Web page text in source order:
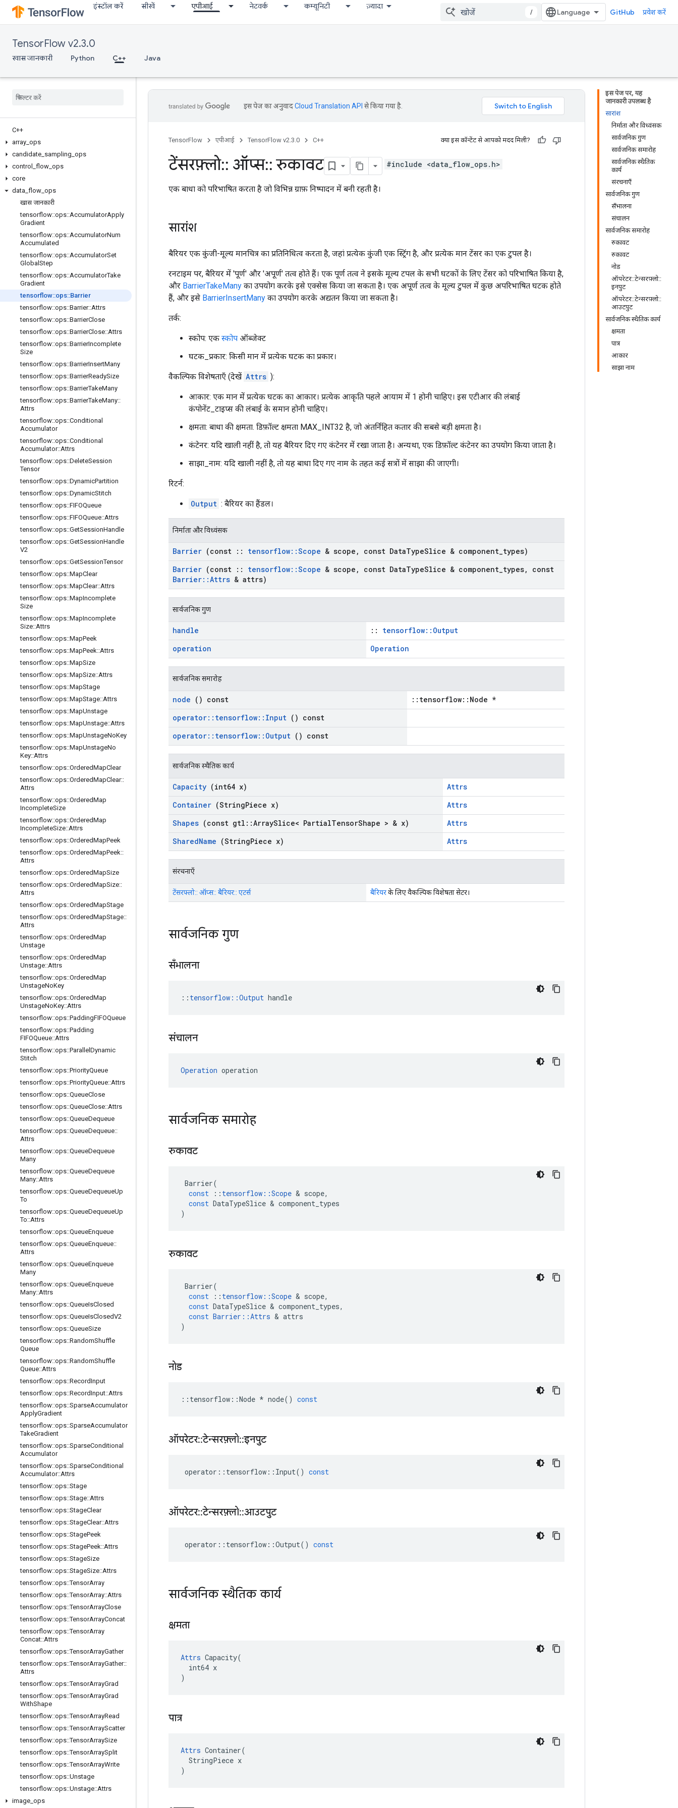
इंस्टॉल करें सीखें एपीआई नेटवर्क कम्यूनिटी ज़्यादा
/ GitHub प्रवेश करें
TensorFlow v2.3.0
खास जानकारी Python C++ Java
C++
array ops
candidate sampling ops
control
flow ops
core
data flow ops
खास जानकारी
tensorflow::ops::AccumulatorApply
Gradient
tensorflow::ops::AccumulatorNum
Accumulated
tensorflow::ops::AccumulatorSet
Global Step
tensorflow::ops::AccumulatorTake
Gradient
tensorflow::ops::Barrier
tensorflow::ops::Barrier::Attrs
tensorflow::ops::BarrierClose
tensorflow::ops::BarrierClose::Attrs
tensorflow::ops::BarrierIncomplete
Size
tensorflow::ops::BarrierInsertMany
tensorflow::ops::BarrierReadySize
tensorflow::ops::BarrierTakeMany
tensorflow::ops::BarrierTakeMany::
Attrs
tensorflow::ops::Conditional
Accumulator
tensorflow::ops::Conditional
Accumulator::Attrs
tensorflow::ops::DeleteSession
Tensor
tensorflow::ops::DynamicPartition
tensorflow::ops::DynamicStitch
tensorflow::ops::FIFOQueue
tensorflow::ops::FIFOQueue::Attrs
tensorflow::ops::GetSessionHandle
tensorflow::ops::GetSessionHandle
V2
tensorflow::ops::GetSessionTensor
tensorflow::ops::MapClear
tensorflow::ops::MapClear::Attrs
tensorflow::ops::MapIncomplete
Size
tensorflow::ops::MapIncomplete
Size::Attrs
tensorflow::ops::MapPeek
tensorflow::ops::MapPeek::Attrs
tensorflow::ops::MapSize
tensorflow::ops::MapSize::Attrs
tensorflow::ops::MapStage
tensorflow::ops::MapStage::Attrs
tensorflow::ops::MapUnstage
tensorflow::ops::MapUnstage::Attrs
tensorflow::ops::MapUnstageNoKey
tensorflow::ops::MapUnstageNo
Key::Attrs
tensorflow::ops::OrderedMapClear
tensorflow::ops::OrderedMapClear::
Attrs
tensorflow::ops::OrderedMap
IncompleteSize
tensorflow::ops::OrderedMap
IncompleteSize::Attrs
tensorflow::ops::OrderedMapPeek
tensorflow::ops::OrderedMapPeek::
Attrs
tensorflow::ops::OrderedMapSize
tensorflow::ops::OrderedMapSize::
Attrs
tensorflow::ops::OrderedMapStage
tensorflow::ops::OrderedMapStage::
Attrs
tensorflow::ops::OrderedMap
Unstage
tensorflow::ops::OrderedMap
Unstage::Attrs
tensorflow::ops::OrderedMap
UnstageNoKey
tensorflow::ops::OrderedMap
UnstageNoKey::Attrs
tensorflow::ops::PaddingFIFOQueue
tensorflow::ops::Padding
FIFOQueue::Attrs
tensorflow::ops::Parallel Dynamic
Stitch
tensorflow::ops::PriorityQueue
tensorflow::ops::PriorityQueue::Attrs
tensorflow::ops::QueueClose
tensorflow::ops::QueueClose::Attrs
tensorflow::ops::QueueDequeue
tensorflow::ops::QueueDequeue::
Attrs
tensorflow::ops::QueueDequeue
Many
tensorflow::ops::QueueDequeue
Many::Attrs
tensorflow::ops::QueueDequeueUp
To
tensorflow::ops::QueueDequeueUp
To::Attrs
tensorflow::ops::QueueEnqueue
tensorflow::ops::QueueEnqueue::
Attrs
tensorflow::ops::QueueEnqueue
Many
tensorflow::ops::QueueEnqueue
Many::Attrs
tensorflow::ops::QueueIsClosed
tensorflow::ops::QueueIsClosedV2
tensorflow::ops::QueueSize
tensorflow::ops::RandomShuffle
Queue
tensorflow::ops::RandomShuffle
Queue::Attrs
tensorflow::ops::RecordInput
tensorflow::ops::RecordInput::Attrs
tensorflow::ops::SparseAccumulator
ApplyGradient
tensorflow::ops::SparseAccumulator
TakeGradient
tensorflow::ops::SparseConditional
Accumulator
tensorflow::ops::SparseConditional
Accumulator::Attrs
tensorflow::ops::Stage
tensorflow::ops::Stage::Attrs
tensorflow::ops::StageClear
tensorflow::ops::StageClear::Attrs
tensorflow::ops::StagePeek
tensorflow::ops::StagePeek::Attrs
tensorflow::ops::StageSize
tensorflow::ops::StageSize::Attrs
tensorflow::ops::TensorArray
tensorflow::ops::TensorArray::Attrs
tensorflow::ops::TensorArrayClose
tensorflow::ops::TensorArrayConcat
tensorflow::ops::TensorArray
Concat::Attrs
tensorflow::ops::TensorArrayGather
tensorflow::ops::TensorArrayGather::
Attrs
tensorflow::ops::TensorArrayGrad
tensorflow::ops::TensorArrayGrad
WithShape
tensorflow::ops::TensorArrayRead
tensorflow::ops::TensorArrayScatter
tensorflow::ops::TensorArraySize
tensorflow::ops::TensorArraySplit
tensorflow::ops::TensorArrayWrite
tensorflow::ops::Unstage
tensorflow::ops::Unstage::Attrs
image ops
इस पेज पर, यह
जानकारी उपलब्ध है
सारांश
निर्माता और विध्वंसक
सार्वजनिक गुण
सार्वजनिक समारोह
सार्वजनिक स्थैतिक
कार्य
संरचनाएँ
सार्वजनिक गुण
सँभालना
संचालन
सार्वजनिक समारोह
रुकावट
रुकावट
नोड
ऑपरेटर::टेन्सरफ़्लो::
इनपुट
ऑपरेटर::टेन्सरफ़्लो::
आउटपुट
सार्वजनिक स्थैतिक कार्य
क्षमता
पात्र
आकार
साझा नाम
इस पेज का अनुवादCloud Translation API से किया गया है.
TensorFlow एपीआई TensorFlow v2.3.0 C++ क्या इस कॉन्टेंट से आपको मदद मिली?
टेंसरफ़्लो:: ऑप्स:: रुकावट #include <data_flow_ops.h>
एक बाधा को परिभाषित करता है जो विभिन्न ग्राफ़ निष्पादन में बनी रहती है।
सारांश
बैरियर एक कुंजी-मूल्य मानचित्र का प्रतिनिधित्व करता है, जहां प्रत्येक कुंजी एक स्ट्रिंग है, और प्रत्येक मान टेंसर का एक टुपल है।
रनटाइम पर, बैरियर में 'पूर्ण' और 'अपूर्ण' तत्व होते हैं। एक पूर्ण तत्व ने इसके मूल्य टपल के सभी घटकों के लिए टेंसर को परिभाषित किया है,
और BarrierTakeMany का उपयोग करके इसे एक्सेस किया जा सकता है। एक अपूर्ण तत्व के मूल्य टुपल में कुछ अपरिभाषित घटक होते
हैं, और इसे BarrierInsertMany का उपयोग करके अद्यतन किया जा सकता है।
तर्क:
स्कोप: एक स्कोप ऑब्जेक्ट
घटक_प्रकार: किसी मान में प्रत्येक घटक का प्रकार।
वैकल्पिक विशेषताएँ (देखें Attrs ):
आकार: एक मान में प्रत्येक घटक का आकार। प्रत्येक आकृति पहले आयाम में 1 होनी चाहिए। इस एटीआर की लंबाई
कंपोनेंट_टाइप्स की लंबाई के समान होनी चाहिए।
क्षमता: बाधा की क्षमता. डिफ़ॉल्ट क्षमता MAX_INT32 है, जो अंतर्निहित कतार की सबसे बड़ी क्षमता है।
कंटेनर: यदि खाली नहीं है, तो यह बैरियर दिए गए कंटेनर में रखा जाता है। अन्यथा, एक डिफ़ॉल्ट कंटेनर का उपयोग किया जाता है।
साझा_नाम: यदि खाली नहीं है, तो यह बाधा दिए गए नाम के तहत कई सत्रों में साझा की जाएगी।
रिटर्न:
Output : बैरियर का हैंडल।
निर्माता और विध्वंसक
Barrier (const :: tensorflow::Scope & scope , const DataTypeSlice & component types)
Barrier (const :: tensorflow::Scope & scope , const DataTypeSlice & component types,
const
Barrier::Attrs & attrs)
सार्वजनिक गुण
handle :: tensorflow::Output
operation
Operation
सार्वजनिक समारोह
node () const
::tensorflow::Node *
operator:: tensorflow:: Input () const
operator:: tensorflow:: Output () const
सार्वजनिक स्थैतिक कार्य
Capacity (int64 x)
Attrs
Container (StringPiece x)
Attrs
Shapes (const gtl ::ArraySlice< PartialTensorShape > & x)
Attrs
SharedName (StringPiece x) Attrs
संरचनाएँ
टेंसरफ्लो:: ऑप्स:: बैरियर:: एटर्स बैरियरके लिए वैकल्पिक विशेषता सेटर।
सार्वजनिक गुण
सँभालना
:: tensorflow::Output handle
संचालन
Operation operation
सार्वजनिक समारोह
रुकावट
Barrier(
const
:: tensorflow ::Scope & scope,
const DataTypeSlice & component_types
)
रुकावट
Barrier(
const
:: tensorflow ::Scope & scope,
const DataTypeSlice & component_types,
const Barrier ::Attrs & attrs
)
नोड
:: tensorflow ::Node * node() const
ऑपरेटर::टेन्सरफ़्लो::इनपुट
operator :: tensorflow :: Input() const
ऑपरेटर::टेन्सरफ़्लो::आउटपुट
operator :: tensorflow ::Output() const
सार्वजनिक स्थैतिक कार्य
क्षमता
Attrs Capacity(
  int64 x
)
पात्र
Attrs Container(
  StringPiece x
)